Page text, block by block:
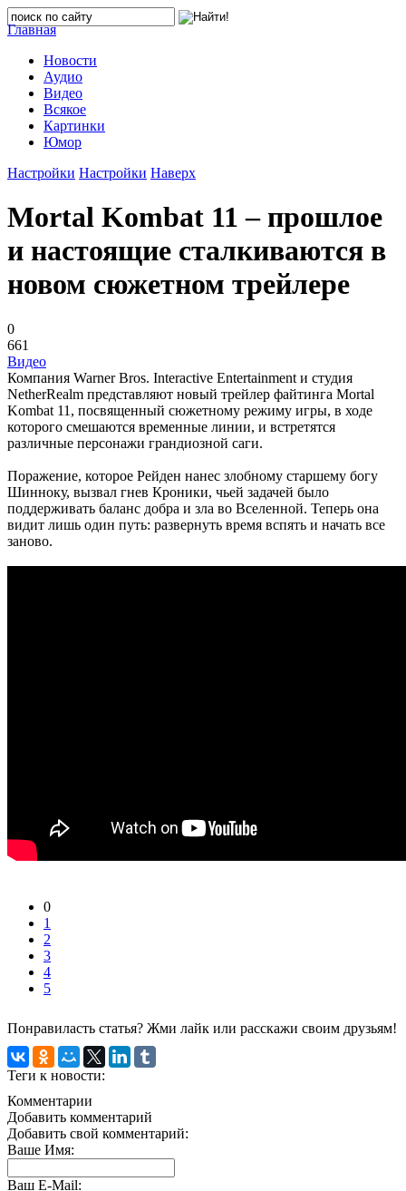
Главная
Новости
Аудио
Видео
Всякое
Картинки
Юмор
Настройки Настройки Наверх
Mortal Kombat 11 – прошлое
и настоящие сталкиваются в
новом сюжетном трейлере
0
661
Видео
Компания Warner Bros. Interactive Entertainment и студия
NetherRealm представляют новый трейлер файтинга Mortal
Kombat 11, посвященный сюжетному режиму игры, в ходе
которого смешаются временные линии, и встретятся
различные персонажи грандиозной саги.
Поражение, которое Рейден нанес злобному старшему богу
Шинноку, вызвал гнев Кроники, чьей задачей было
поддерживать баланс добра и зла во Вселенной. Теперь она
видит лишь один путь: развернуть время вспять и начать все
заново.
0
1
2
3
4
5
Понравиласть статья? Жми лайк или расскажи своим друзьям!
Теги к новости:
Комментарии
Добавить комментарий
Добавить свой комментарий:
Ваше Имя:
Ваш E-Mail: